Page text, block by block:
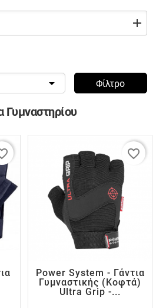
 Φίλτρο
Γυμναστηρίου
Power System - Γάντια
Γυμναστικής (κοφτά)
Ultra Grip -...
favorite_border